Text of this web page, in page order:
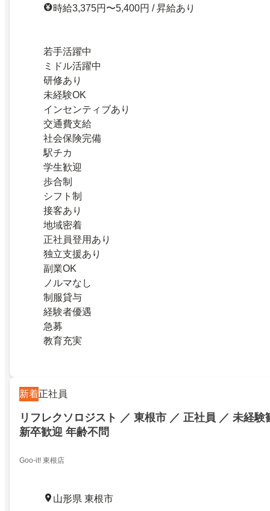
時給3,375円〜5,400円 / 昇給あり
若手活躍中
ミドル活躍中
研修あり
未経験OK
インセンティブあり
交通費支給
社会保険完備
駅チカ
学生歓迎
歩合制
シフト制
接客あり
地域密着
正社員登用あり
独立支援あり
副業OK
ノルマなし
制服貸与
経験者優遇
急募
教育充実
新着正社員
リフレクソロジスト ／ 東根市 ／ 正社員 ／ 未経験
新卒歓迎 年齢不問
Goo-it! 東根店
山形県 東根市